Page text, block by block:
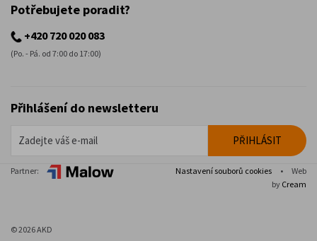
Potřebujete poradit?
+420 720 020 083
(Po. - Pá. od 7:00 do 17:00)
Přihlášení do newsletteru
Partner: Nastavení souborů cookies •
Web
by Cream
© 2026 AKD